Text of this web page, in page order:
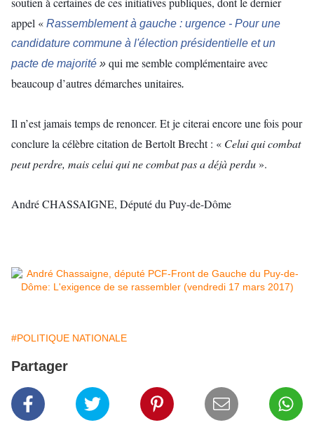
appel « Rassemblement à gauche : urgence - Pour une
candidature commune à l'élection présidentielle et un
pacte de majorité » qui me semble complémentaire avec
beaucoup d’autres démarches unitaires.
Il n’est jamais temps de renoncer. Et je citerai encore une fois pour
conclure la célèbre citation de Bertolt Brecht : « Celui qui combat
peut perdre, mais celui qui ne combat pas a déjà perdu».
André CHASSAIGNE, Député du Puy-de-Dôme
#POLITIQUE NATIONALE
Partager